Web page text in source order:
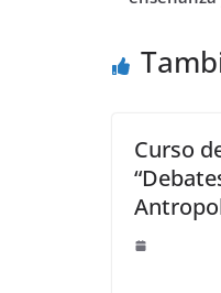
Curso